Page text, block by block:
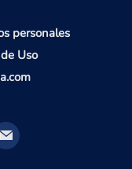
personales
Uso